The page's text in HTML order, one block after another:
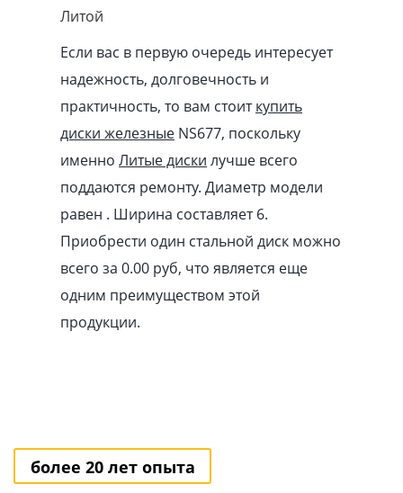
Литой
Если вас в первую очередь интересует
надежность, долговечность и
практичность, то вам стоиткупить
диски железные NS677, поскольку
именно Литые диски лучше всего
поддаются ремонту. Диаметр модели
равен . Ширина составляет 6.
Приобрести один стальной диск можно
всего за 0.00 pуб, что является еще
одним преимуществом этой
продукции.
более 20 лет опыта